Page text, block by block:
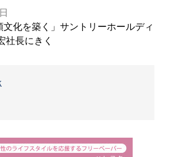
文化を築く」サントリーホールディ
社長にきく